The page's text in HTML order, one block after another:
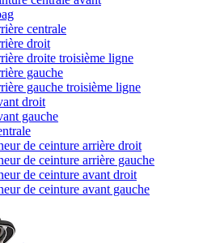
centrale
droit
droite troisième ligne
gauche
gauche troisième ligne
droit
gauche
de ceinture arrière droit
de ceinture arrière gauche
de ceinture avant droit
de ceinture avant gauche